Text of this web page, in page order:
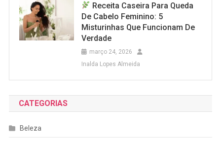
Receita Caseira Para Queda
De Cabelo Feminino: 5
Misturinhas Que Funcionam De
Verdade
março 24, 2026
Inalda Lopes Almeida
CATEGORIAS
Beleza